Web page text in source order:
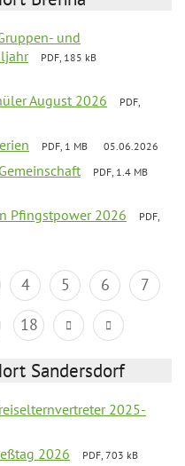
und
PDF, 185 kB
August 2026
PDF,
PDF, 1 MB 05.06.2026
PDF, 1.4 MB
Pfingstpower 2026
PDF,
4 5 6
7
18
Sandersdorf
2025-
2026
PDF, 703 kB